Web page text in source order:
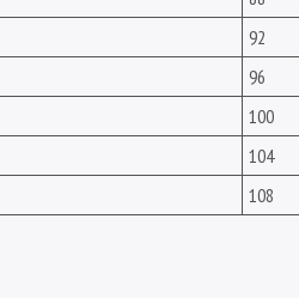
92
96
100
104
108